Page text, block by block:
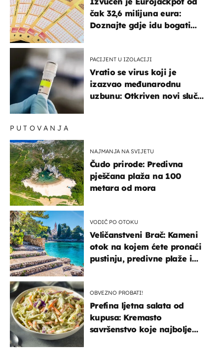
čak 32,6 milijuna eura:
Doznajte gdje idu bogati
PACIJENT U IZOLACIJI
Vratio se virus koji je
izazvao međunarodnu
uzbunu: Otkriven novi slučaj
PUTOVANJA
NAJMANJA NA SVIJETU
Čudo prirode: Predivna
pješčana plaža na 100
metara od mora
VODIČ PO OTOKU
Veličanstveni Brač: Kameni
otok na kojem ćete pronaći
pustinju, predivne plaže i
OBVEZNO PROBATI!
Prefina ljetna salata od
kupusa: Kremasto
savršenstvo koje najbolje